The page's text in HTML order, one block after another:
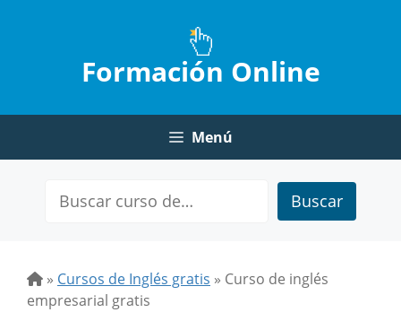
Formación Online
Menú
Buscar
» Cursos de Inglés gratis » Curso de inglés
empresarial gratis